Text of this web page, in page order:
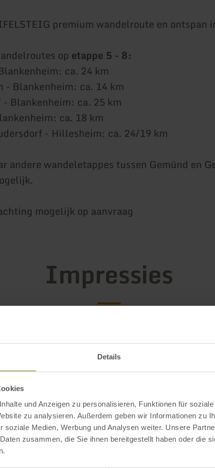
Details
und Anzeigen zu personalisieren, Funktionen für
zu analysieren. Außerdem geben wir Informationen zu
soziale Medien, Werbung und Analysen weiter. Unsere
zusammen, die Sie ihnen bereitgestellt haben oder die
premium wandelroute en ontspan
op etappe 5 - 8:
ca. 24 km
- Blankenheim: ca. 14 km
Blankenheim: ca. 25 km
ca. 18 km
- Hillesheim: ca. 24/19 km
andere wandeletappes tussen Gemünd en
mogelijk op aanvraag
Impressies